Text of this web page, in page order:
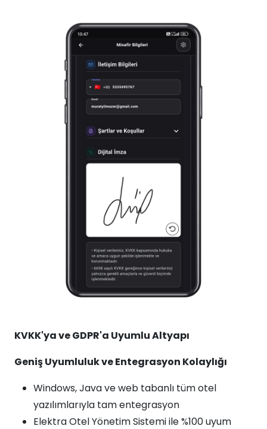
KVKK'ya ve GDPR'a Uyumlu Altyapı
Geniş Uyumluluk ve Entegrasyon Kolaylığı
Windows, Java ve web tabanlı tüm otel
yazılımlarıyla tam entegrasyon
Elektra Otel Yönetim Sistemi ile %100 uyum